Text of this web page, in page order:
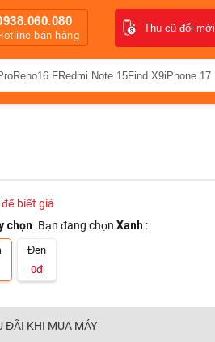
bán hàng
Thu cũ đổi mới
Reno16 FRedmi Note 15Find X9iPhone 17
biết giá
chọn .Bạn đang chọn Xanh :
Đen
0đ
ĐÃI KHI MUA MÁY